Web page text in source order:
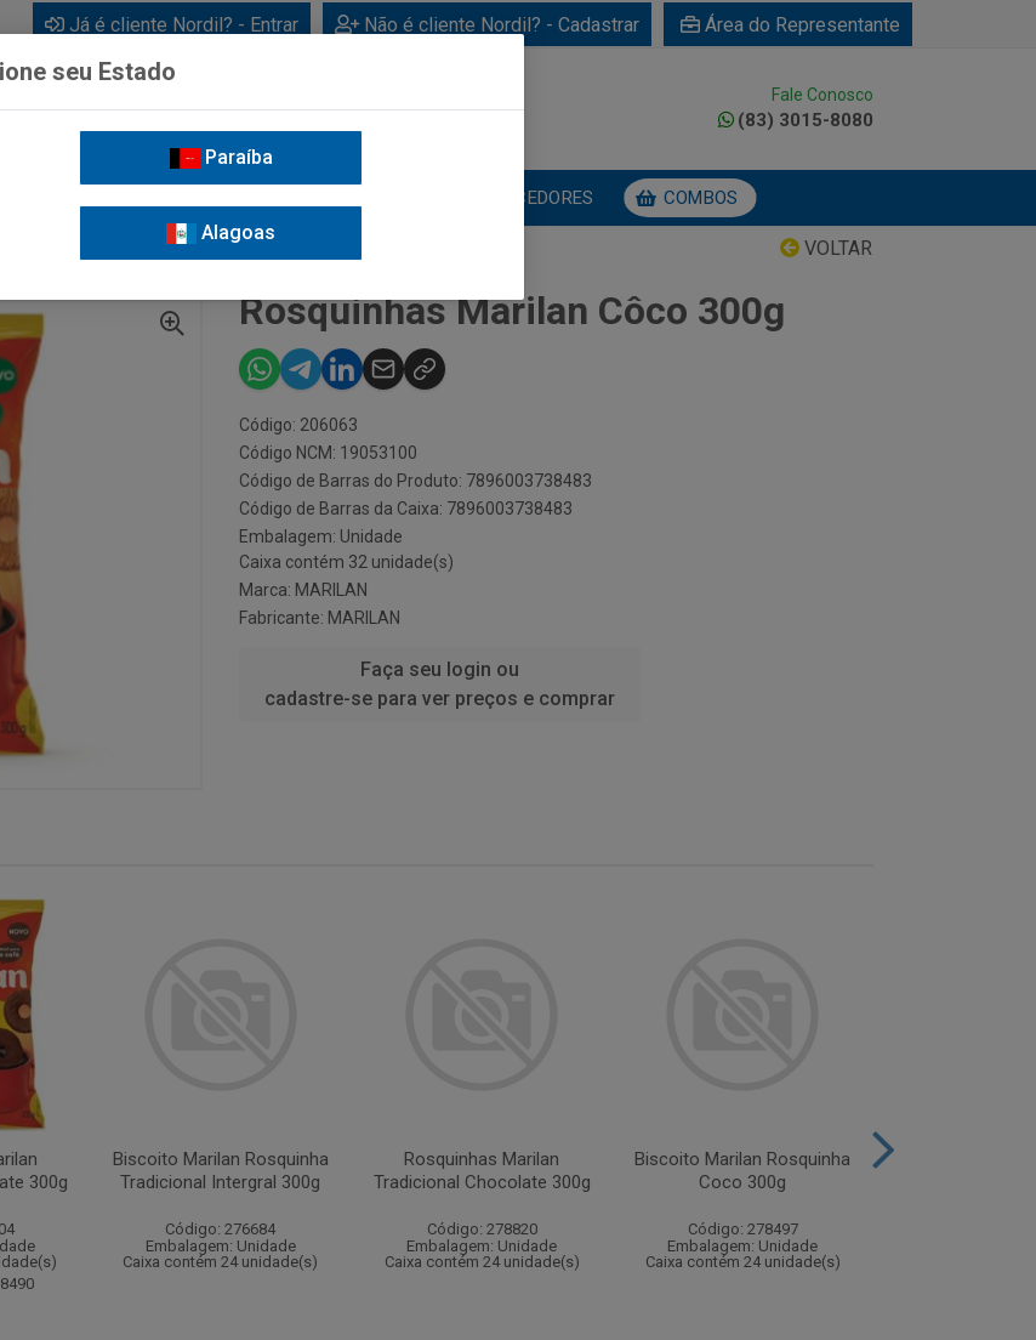
Já é cliente Nordil? - Entrar Não é cliente Nordil? - Cadastrar Área do Representante
Fale Conosco
(83) 3015-8080
FORNECEDORES COMBOS
VOLTAR
MARILAN CÔCO 300G
Rosquinhas Marilan Côco 300g
Código: 206063
Código NCM: 19053100
Código de Barras do Produto: 7896003738483
Código de Barras da Caixa: 7896003738483
Embalagem: Unidade
Caixa contém 32 unidade(s)
Marca: MARILAN
Fabricante: MARILAN
Faça seu login ou
cadastre-se para ver preços e comprar
300g
Biscoito Marilan Rosquinha
Tradicional Intergral 300g
Código: 276684
Embalagem: Unidade
Caixa contém 24 unidade(s)
Rosquinhas Marilan
Tradicional Chocolate 300g
Código: 278820
Embalagem: Unidade
Caixa contém 24 unidade(s)
Biscoito Marilan Rosquinha
Coco 300g
Código: 278497
Embalagem: Unidade
Caixa contém 24 unidade(s)
seu Estado
Paraíba
Alagoas